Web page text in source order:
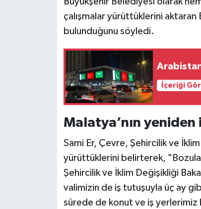
çalışmalar yürüttüklerini
bulunduğunu söyledi.
İçeriği
Malatya’nın
Sami Er, Çevre, Şehircilik ve
yürüttüklerini belirterek,
Şehircilik ve İklim Değişikliği
valimizin de iş tutuşuyla üç ay
sürede de konut ve iş